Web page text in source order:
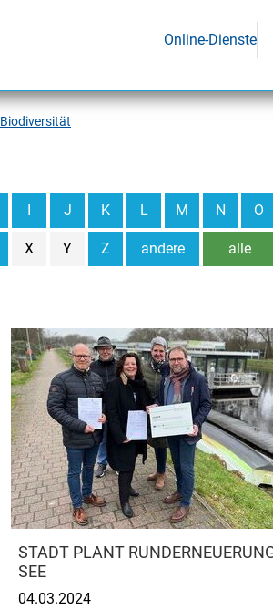
Online-Dienste
Biodiversität
alle
I J K L M N O
X Y Z andere
STADT PLANT
SEE
04.03.2024